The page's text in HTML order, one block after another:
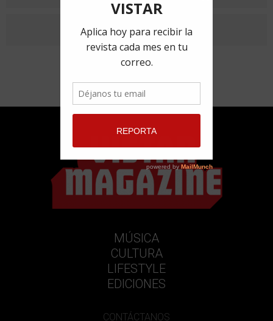
ANTERIORES
MÚSICA
CULTURA
LIFESTYLE
EDICIONES
CONTÁCTANOS